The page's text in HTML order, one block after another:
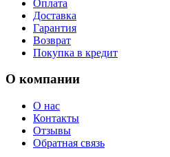
Оплата
Доставка
Гарантия
Возврат
Покупка в кредит
О компании
О нас
Контакты
Отзывы
Обратная связь